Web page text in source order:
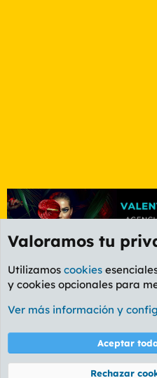
Foro General
Cookies
PL OLDSTYLE
Términos y reglas
Valoramos tu
Utilizamos cookies
y cookies opcionales para
Ver más información y
Aceptar
Rechazar